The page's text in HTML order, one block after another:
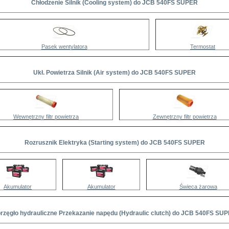
Chłodzenie Silnik (Cooling system) do JCB 540FS SUPER
Pasek wentylatora Termostat
Ukł. Powietrza Silnik (Air system) do JCB 540FS SUPER
Wewnętrzny filtr powietrza Zewnętrzny filtr powietrza
Rozrusznik Elektryka (Starting system) do JCB 540FS SUPER
Akumulator Akumulator Świeca żarowa
hydrauliczne Przekazanie napędu (Hydraulic clutch) do JCB 540FS